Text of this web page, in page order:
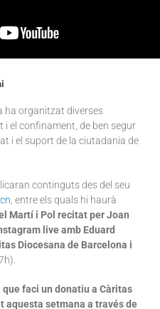
ha organitzat diverses
el confinament, de ben segur
i el suport de la ciutadania de
continguts des del seu
, entre els quals hi haurà
Martí i Pol recitat per Joan
live amb Eduard
Diocesana de Barcelona i
faci un donatiu a Càritas
aquesta setmana a través de